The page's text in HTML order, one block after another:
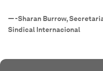
—-Sharan Burrow,
Sindical Internacional